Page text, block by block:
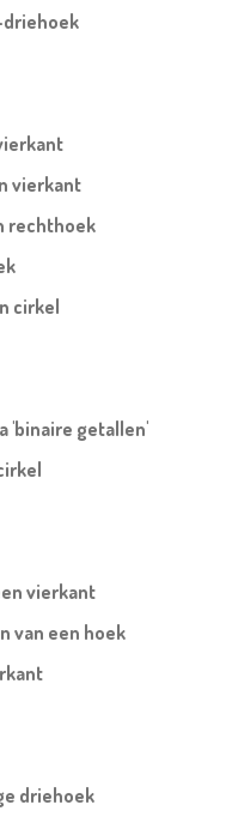
driehoek
vierkant
rechthoek
cirkel
'binaire getallen'
vierkant
van een hoek
driehoek